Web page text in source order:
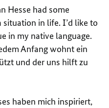
Hesse had some
in life. I’d like to
in my native language.
Anfang wohnt ein
und der uns hilft zu
haben mich inspiriert,